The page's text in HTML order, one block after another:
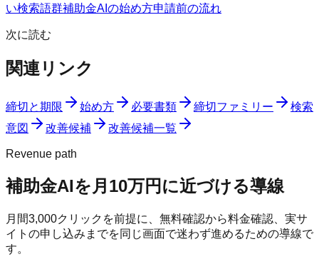
い検索語群補助金AIの始め方申請前の流れ
次に読む
関連リンク
締切と期限 始め方 必要書類 締切ファミリー
検索
意図
改善候補 改善候補一覧
Revenue path
補助金AIを月10万円に近づける導線
月間3,000クリックを前提に、無料確認から料金確認、実サ
イトの申し込みまでを同じ画面で迷わず進めるための導線で
す。